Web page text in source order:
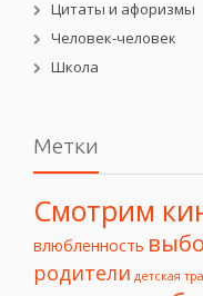
Цитаты и афоризмы
Человек-человек
Школа
Метки
Смотрим
влюбленность
родители детская